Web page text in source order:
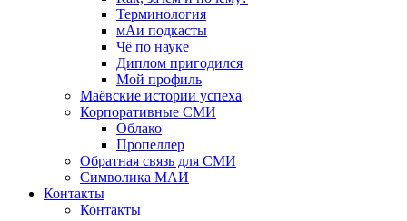
Терминология
мАи подкасты
Чё по науке
Диплом пригодился
Мой профиль
Маёвские истории успеха
Корпоративные СМИ
Облако
Пропеллер
Обратная связь для СМИ
Символика МАИ
Контакты
Контакты